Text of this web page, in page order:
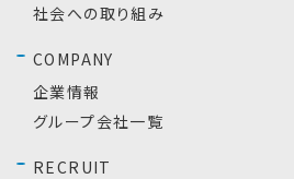
社会への取り組み
COMPANY
企業情報
グループ会社一覧
RECRUIT